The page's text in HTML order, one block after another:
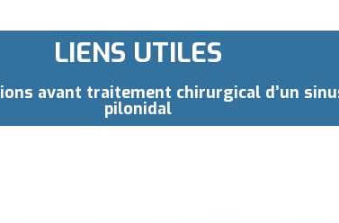
LIENS UTILES
avant traitement chirurgical d’un
pilonidal